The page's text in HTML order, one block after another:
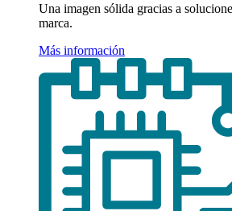
Una imagen sólida gracias a
marca.
Más información